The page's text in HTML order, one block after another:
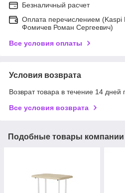
Безналичный расчет
Оплата перечислением (Kaspi
Фомичев Роман Сергеевич)
Все условия оплаты
Условия возврата
Возврат товара в течение 14 дней
Все условия возврата
Подобные товары компании